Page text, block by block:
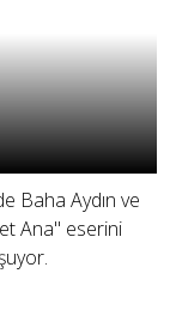
Baha Aydın ve
Ana" eserini